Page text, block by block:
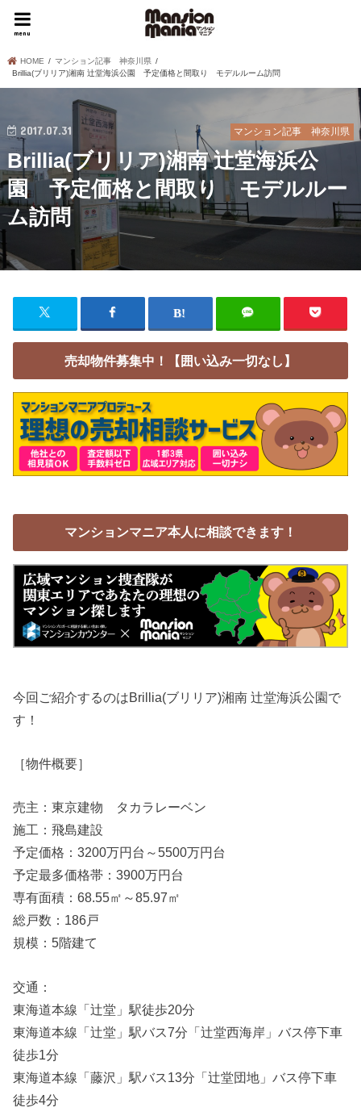
menu
HOME
マンション記事 神奈川県
Brillia(ブリリア)湘南 辻堂海浜公園 予定価格と間取り モデルルーム訪問
マンション記事 神奈川県
2017.07.31
Brillia(ブリリア)湘南 辻堂海浜公
園 予定価格と間取り モデルルー
ム訪問
売却物件募集中！【囲い込み一切なし】
マンションマニア本人に相談できます！
今回ご紹介するのはBrillia(ブリリア)湘南 辻堂海浜公園で
す！
［物件概要］
売主：東京建物 タカラレーベン
施工：飛島建設
予定価格：3200万円台～5500万円台
予定最多価格帯：3900万円台
専有面積：68.55㎡～85.97㎡
総戸数：186戸
規模：5階建て
交通：
東海道本線「辻堂」駅徒歩20分
東海道本線「辻堂」駅バス7分「辻堂西海岸」バス停下車
徒歩1分
東海道本線「藤沢」駅バス13分「辻堂団地」バス停下車
徒歩4分